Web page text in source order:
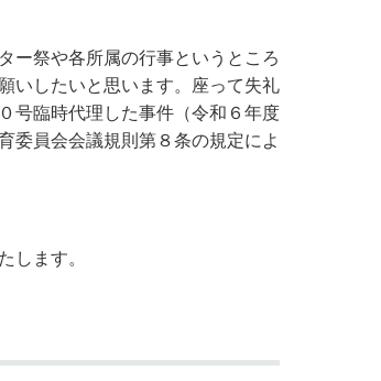
ー祭や各所属の行事というところ
いしたいと思います。座って失礼
号臨時代理した事件（令和６年度
委員会会議規則第８条の規定によ
します。